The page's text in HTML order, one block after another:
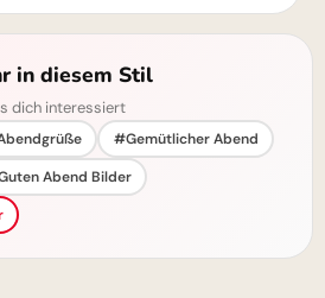
in diesem Stil
dich interessiert
#Gemütlicher Abend
Abend Bilder